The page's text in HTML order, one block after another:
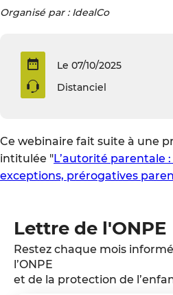
Organisé par : IdealCo
Le 07/10/2025
Distanciel
Ce webinaire fait suite à une
intitulée "L’autorité parentale
exceptions, prérogatives
Lettre de l'ONPE
Restez chaque mois
l’ONPE
et de la protection de